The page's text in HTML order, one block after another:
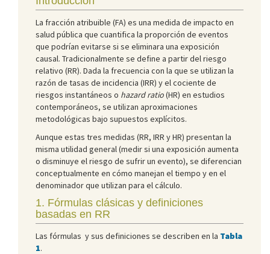
La fracción atribuible (FA) es una medida de impacto en
salud pública que cuantifica la proporción de eventos
que podrían evitarse si se eliminara una exposición
causal. Tradicionalmente se define a partir del riesgo
relativo (RR). Dada la frecuencia con la que se utilizan la
razón de tasas de incidencia (IRR) y el cociente de
riesgos instantáneos o hazard ratio(HR) en estudios
contemporáneos, se utilizan aproximaciones
metodológicas bajo supuestos explícitos.
Aunque estas tres medidas (RR, IRR y HR) presentan la
misma utilidad general (medir si una exposición aumenta
o disminuye el riesgo de sufrir un evento), se diferencian
conceptualmente en cómo manejan el tiempo y en el
denominador que utilizan para el cálculo.
1. Fórmulas clásicas y definiciones
basadas en RR
Las fórmulas y sus definiciones se describen en la Tabla
1.